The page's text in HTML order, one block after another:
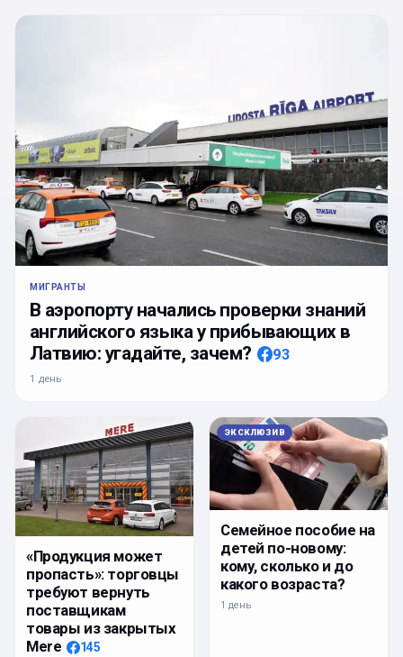
МИГРАНТЫ
В аэропорту начались проверки знаний
английского языка у прибывающих в
Латвию: угадайте, зачем?
93
1 день
«Продукция может
пропасть»: торговцы
требуют вернуть
поставщикам
товары из закрытых
Mere
145
ЭКСКЛЮЗИВ
Семейное пособие на
детей по-новому:
кому, сколько и до
какого возраста?
1 день